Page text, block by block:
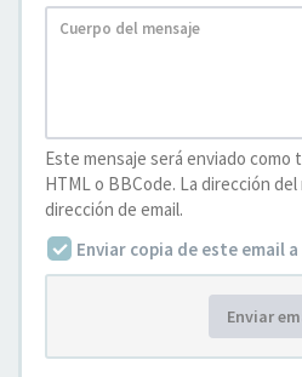
Este mensaje será enviado como
HTML o BBCode. La dirección
dirección de email.
Enviar copia de este email
Enviar